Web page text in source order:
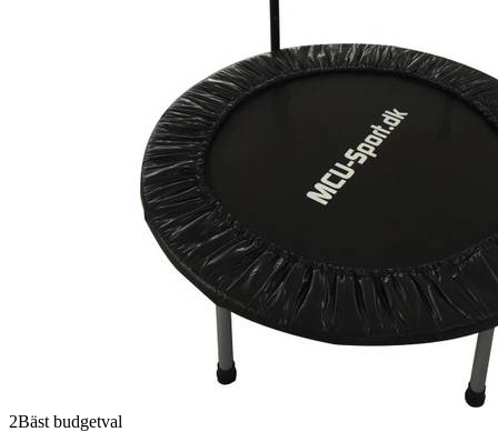
2Bäst budgetval